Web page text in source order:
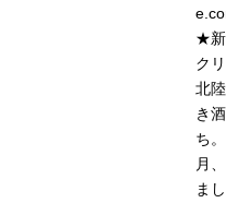
★
ク
北
き
ち
月
ま